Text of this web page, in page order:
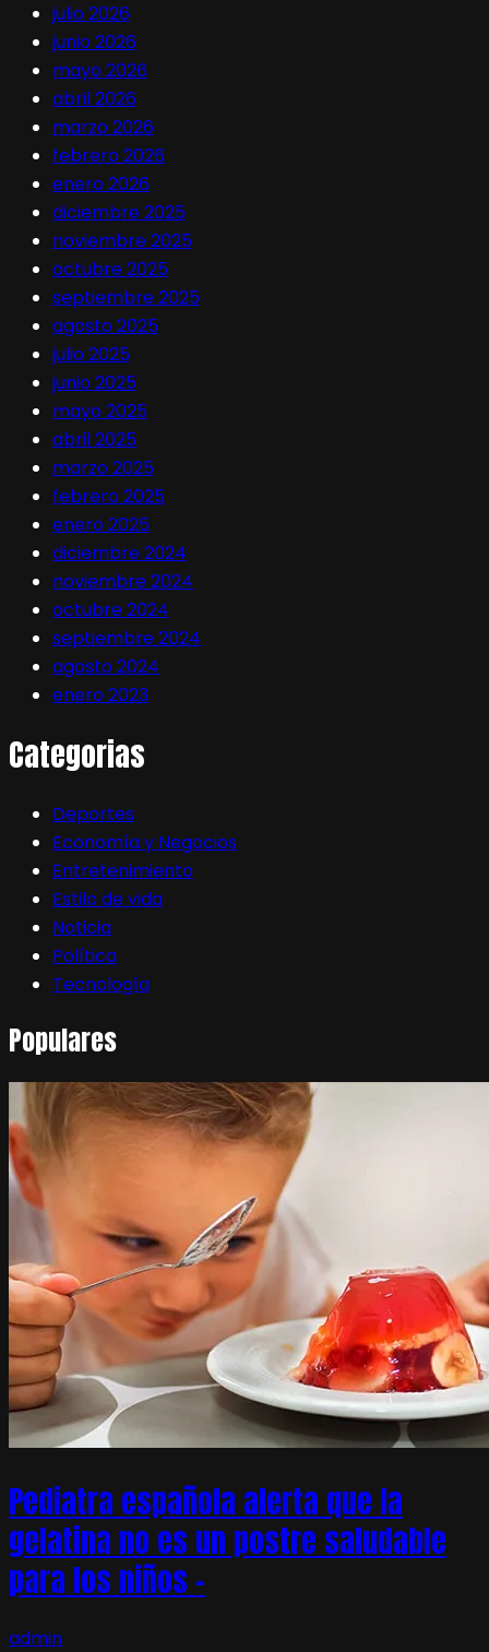
julio 2026
junio 2026
mayo 2026
abril 2026
marzo 2026
febrero 2026
enero 2026
diciembre 2025
noviembre 2025
octubre 2025
septiembre 2025
agosto 2025
julio 2025
junio 2025
mayo 2025
abril 2025
marzo 2025
febrero 2025
enero 2025
diciembre 2024
noviembre 2024
octubre 2024
septiembre 2024
agosto 2024
enero 2023
Categorias
Deportes
Economía y Negocios
Entretenimiento
Estilo de vida
Noticia
Política
Tecnología
Populares
Pediatra española alerta que la
gelatina no es un postre saludable
para los niños –
admin